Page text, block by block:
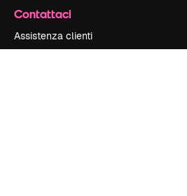
Contattaci
Assistenza clienti
Instagram